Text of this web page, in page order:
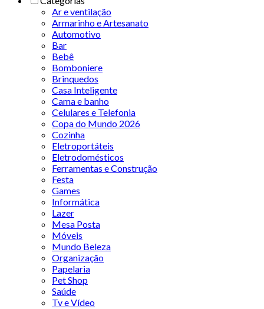
Ar e ventilação
Armarinho e Artesanato
Automotivo
Bar
Bebê
Bomboniere
Brinquedos
Casa Inteligente
Cama e banho
Celulares e Telefonia
Copa do Mundo 2026
Cozinha
Eletroportáteis
Eletrodomésticos
Ferramentas e Construção
Festa
Games
Informática
Lazer
Mesa Posta
Móveis
Mundo Beleza
Organização
Papelaria
Pet Shop
Saúde
Tv e Vídeo